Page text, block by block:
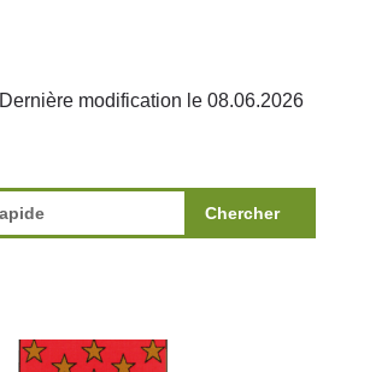
Dernière modification le 08.06.2026